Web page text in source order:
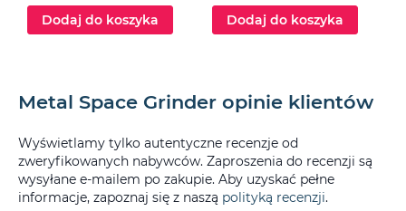
Dodaj do koszyka Dodaj do koszyka
Metal Space Grinder opinie klientów
Wyświetlamy tylko autentyczne recenzje od
zweryfikowanych nabywców. Zaproszenia do recenzji są
wysyłane e-mailem po zakupie. Aby uzyskać pełne
informacje, zapoznaj się z naszą polityką recenzji.